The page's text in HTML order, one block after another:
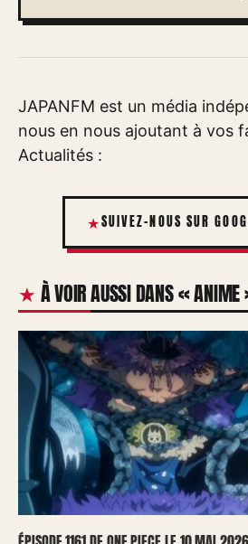
JAPANFM est un média
nous en nous ajoutant à vos
Actualités :
SUIVEZ-NOUS SUR
À VOIR AUSSI DANS «